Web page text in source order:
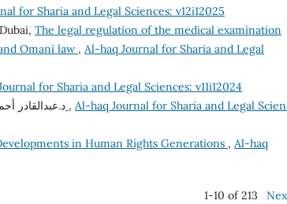
for Sharia and Legal Sciences: v12i12025
The legal regulation of the medical examination
Omani law , Al-haq Journal for Sharia and Legal
for Sharia and Legal Sciences: v11i12024
د.عبدالقادر , Al-haq Journal for Sharia and Legal
in Human Rights Generations , Al-haq
1-10 of 213